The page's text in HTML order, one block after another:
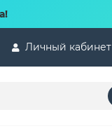
Личный кабинет